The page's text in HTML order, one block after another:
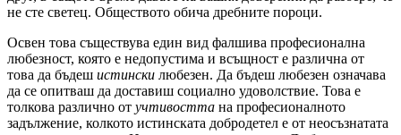
не сте светец. Обществото обича дребните пороци.
Освен това съществува един вид фалшива професионална
любезност, която е недопустима и всъщност е различна от
това да бъдеш истински любезен. Да бъдеш любезен означава
да се опитваш да доставиш социално удоволствие. Това е
толкова различно от учтивостта на професионалното
задължение, колкото истинската добродетел е от неосъзнатата